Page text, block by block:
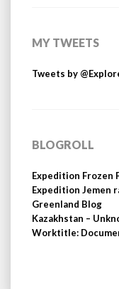
MY TWEETS
Tweets by
BLOGROLL
Expedition Frozen
Expedition Jemen
Greenland Blog
Kazakhstan –
Worktitle: